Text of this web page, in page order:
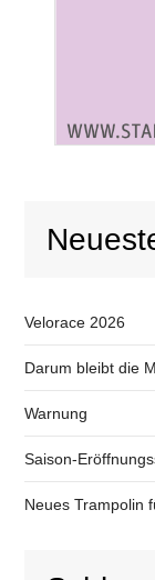
Velorace 2026
Darum bleibt die
Warnung
Saison-
Neues Trampolin